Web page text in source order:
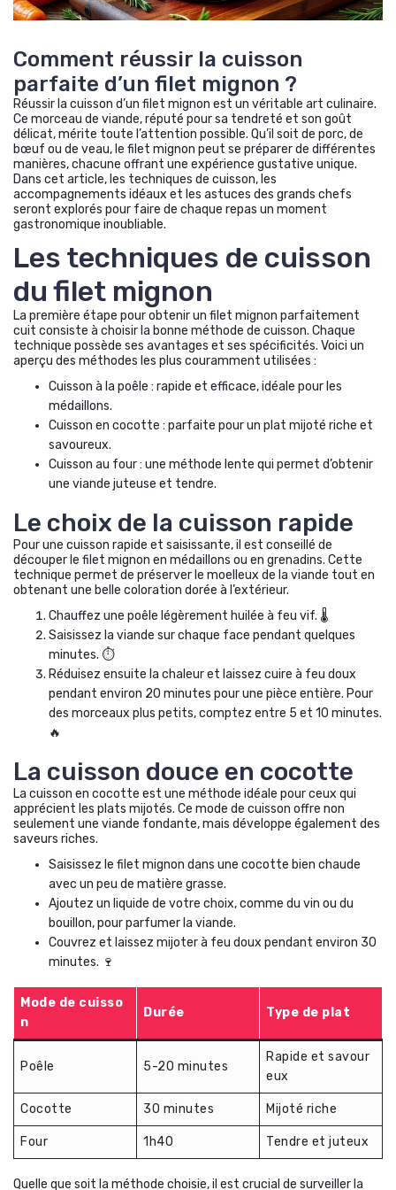
Comment réussir la cuisson
parfaite d’un filet mignon ?
Réussir la cuisson d’un filet mignon est un véritable art culinaire.
Ce morceau de viande, réputé pour sa tendreté et son goût
délicat, mérite toute l’attention possible. Qu’il soit de porc, de
bœuf ou de veau, le filet mignon peut se préparer de différentes
manières, chacune offrant une expérience gustative unique.
Dans cet article, les techniques de cuisson, les
accompagnements idéaux et les astuces des grands chefs
seront explorés pour faire de chaque repas un moment
gastronomique inoubliable.
Les techniques de cuisson
du filet mignon
La première étape pour obtenir un filet mignon parfaitement
cuit consiste à choisir la bonne méthode de cuisson. Chaque
technique possède ses avantages et ses spécificités. Voici un
aperçu des méthodes les plus couramment utilisées :
Cuisson à la poêle : rapide et efficace, idéale pour les
médaillons.
Cuisson en cocotte : parfaite pour un plat mijoté riche et
savoureux.
Cuisson au four : une méthode lente qui permet d’obtenir
une viande juteuse et tendre.
Le choix de la cuisson rapide
Pour une cuisson rapide et saisissante, il est conseillé de
découper le filet mignon en médaillons ou en grenadins. Cette
technique permet de préserver le moelleux de la viande tout en
obtenant une belle coloration dorée à l’extérieur.
Chauffez une poêle légèrement huilée à feu vif. 🌡️
Saisissez la viande sur chaque face pendant quelques
minutes. ⏱️
Réduisez ensuite la chaleur et laissez cuire à feu doux
pendant environ 20 minutes pour une pièce entière. Pour
des morceaux plus petits, comptez entre 5 et 10 minutes.
🔥
La cuisson douce en cocotte
La cuisson en cocotte est une méthode idéale pour ceux qui
apprécient les plats mijotés. Ce mode de cuisson offre non
seulement une viande fondante, mais développe également des
saveurs riches.
Saisissez le filet mignon dans une cocotte bien chaude
avec un peu de matière grasse.
Ajoutez un liquide de votre choix, comme du vin ou du
bouillon, pour parfumer la viande.
Couvrez et laissez mijoter à feu doux pendant environ 30
minutes. 🍷
Mode de cuisso
n
Durée Type de plat
Poêle 5-20 minutes
Rapide et savour
eux
Cocotte 30 minutes Mijoté riche
Four 1h40 Tendre et juteux
Quelle que soit la méthode choisie, il est crucial de surveiller la